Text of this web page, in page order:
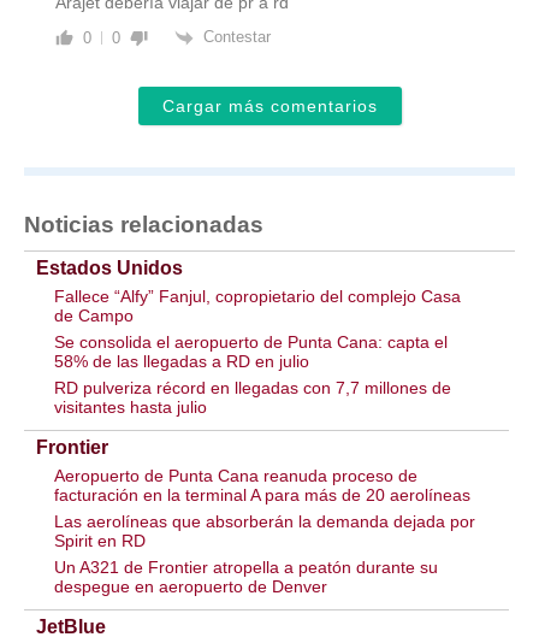
0 0 Contestar
Cargar más comentarios
Noticias relacionadas
Estados Unidos
Fallece “Alfy” Fanjul, copropietario del complejo Casa
de Campo
Se consolida el aeropuerto de Punta Cana: capta el
58% de las llegadas a RD en julio
RD pulveriza récord en llegadas con 7,7 millones de
visitantes hasta julio
Frontier
Aeropuerto de Punta Cana reanuda proceso de
facturación en la terminal A para más de 20 aerolíneas
Las aerolíneas que absorberán la demanda dejada por
Spirit en RD
Un A321 de Frontier atropella a peatón durante su
despegue en aeropuerto de Denver
JetBlue